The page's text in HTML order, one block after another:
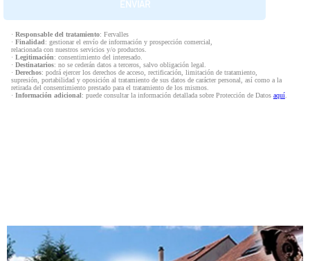
· Responsable del tratamiento: Fervalles
· Finalidad: gestionar el envío de información y prospección comercial,
relacionada con nuestros servicios y/o productos.
· Legitimación: consentimiento del interesado.
· Destinatarios: no se cederán datos a terceros, salvo obligación legal.
· Derechos: podrá ejercer los derechos de acceso, rectificación, limitación de tratamiento,
supresión, portabilidad y oposición al tratamiento de sus datos de carácter personal, así como a la
retirada del consentimiento prestado para el tratamiento de los mismos.
· Información adicional: puede consultar la información detallada sobre Protección de Datos aquí.